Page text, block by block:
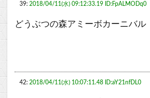
39: 2018/04/11(水) 09:12:33.19 ID:FpALMODq0
どうぶつの森アミーボカーニバル
42: 2018/04/11(水) 10:07:11.48 ID:aY21nfDL0